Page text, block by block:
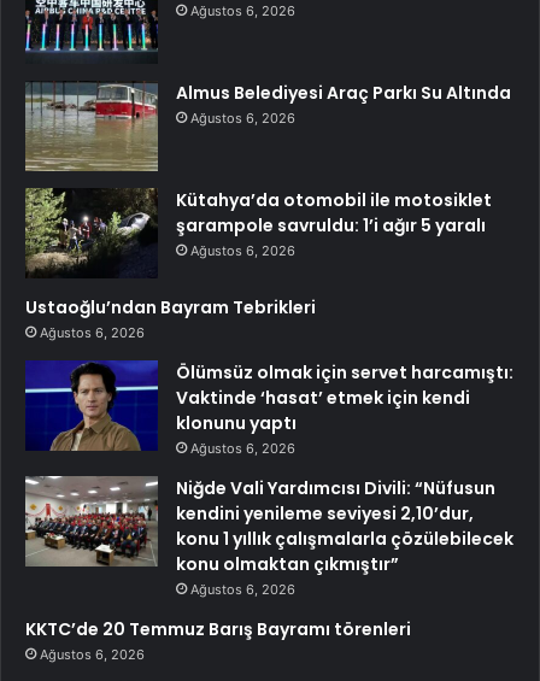
Ağustos 6, 2026
Almus Belediyesi Araç Parkı Su Altında
Ağustos 6, 2026
Kütahya’da otomobil ile motosiklet
şarampole savruldu: 1’i ağır 5 yaralı
Ağustos 6, 2026
Ustaoğlu’ndan Bayram Tebrikleri
Ağustos 6, 2026
Ölümsüz olmak için servet harcamıştı:
Vaktinde ‘hasat’ etmek için kendi
klonunu yaptı
Ağustos 6, 2026
Niğde Vali Yardımcısı Divili: “Nüfusun
kendini yenileme seviyesi 2,10’dur,
konu 1 yıllık çalışmalarla çözülebilecek
konu olmaktan çıkmıştır”
Ağustos 6, 2026
KKTC’de 20 Temmuz Barış Bayramı törenleri
Ağustos 6, 2026